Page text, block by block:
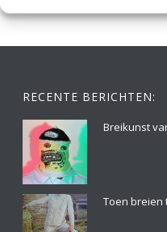
RECENTE BERICHTEN:
Breikunst
Toen breien